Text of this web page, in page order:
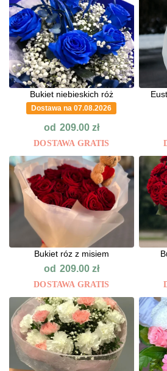
Bukiet niebieskich róż
Dostawa na 07.08.2026
od 209.00 zł
DOSTAWA GRATIS
Bukiet róz z misiem
od 209.00 zł
DOSTAWA GRATIS